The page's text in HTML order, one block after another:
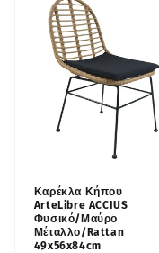
Καρέκλα Κήπου
ArteLibre ACCIUS
Φυσικό/Μαύρο
Μέταλλο/Rattan
49x56x84cm